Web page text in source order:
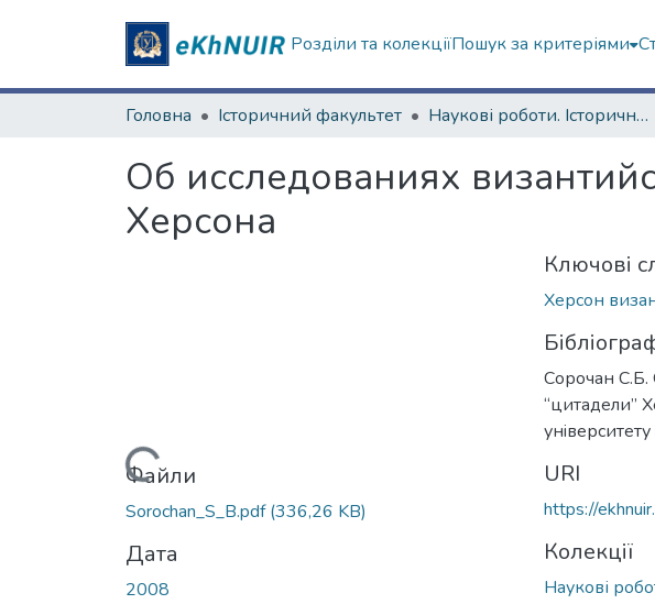
Розділи та колекціїПошук за критеріями
Головна Історичний факультет Наукові роботи. Історичний факультет
Об исследованиях
Херсона
Вантажиться...
Файли
Sorochan_S_B.pdf(336,26 KB)
Дата
2008
Ключові
Херсон
Сорочан С.Б.
“цитадели”
URI
https://
Колекції
Наукові